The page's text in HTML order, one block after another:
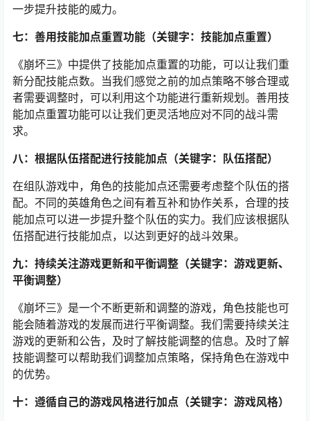
一步提升技能的威力。
七：善用技能加点重置功能（关键字：技能加点重置）
《崩坏三》中提供了技能加点重置的功能，可以让我们重
新分配技能点数。当我们感觉之前的加点策略不够合理或
者需要调整时，可以利用这个功能进行重新规划。善用技
能加点重置功能可以让我们更灵活地应对不同的战斗需
求。
八：根据队伍搭配进行技能加点（关键字：队伍搭配）
在组队游戏中，角色的技能加点还需要考虑整个队伍的搭
配。不同的英雄角色之间有着互补和协作关系，合理的技
能加点可以进一步提升整个队伍的实力。我们应该根据队
伍搭配进行技能加点，以达到更好的战斗效果。
九：持续关注游戏更新和平衡调整（关键字：游戏更新、
平衡调整）
《崩坏三》是一个不断更新和调整的游戏，角色技能也可
能会随着游戏的发展而进行平衡调整。我们需要持续关注
游戏的更新和公告，及时了解技能调整的信息。及时了解
技能调整可以帮助我们调整加点策略，保持角色在游戏中
的优势。
十：遵循自己的游戏风格进行加点（关键字：游戏风格）